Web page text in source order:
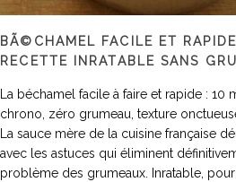
BÃ©CHAMEL FACILE ET
RECETTE INRATABLE SANS
La béchamel facile à faire et rapide : 10
chrono, zéro grumeau, texture
La sauce mère de la cuisine française
avec les astuces qui éliminent
problème des grumeaux. Inratable,